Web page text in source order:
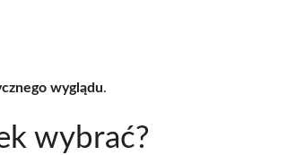
wyglądu.
wybrać?